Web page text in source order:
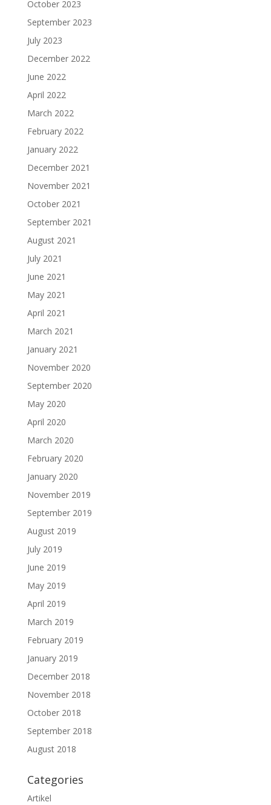
October 2023
September 2023
July 2023
December 2022
June 2022
April 2022
March 2022
February 2022
January 2022
December 2021
November 2021
October 2021
September 2021
August 2021
July 2021
June 2021
May 2021
April 2021
March 2021
January 2021
November 2020
September 2020
May 2020
April 2020
March 2020
February 2020
January 2020
November 2019
September 2019
August 2019
July 2019
June 2019
May 2019
April 2019
March 2019
February 2019
January 2019
December 2018
November 2018
October 2018
September 2018
August 2018
Categories
Artikel